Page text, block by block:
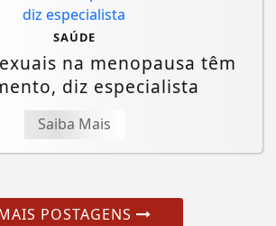
SAÚDE
na menopausa têm
diz especialista
Saiba Mais
POSTAGENS